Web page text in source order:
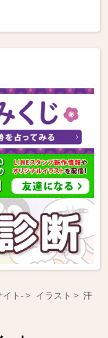
イト- イラスト
汗